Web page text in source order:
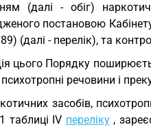
(далі - обіг)
постановою
(далі - перелік), та
цього Порядку
речовини і
засобів,
таблиці IV переліку,